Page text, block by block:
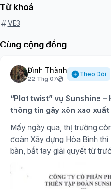
Từ khoá
VE3
Cùng cộng đồng
Đình Thành
22 Thg 07
Theo Dõi
“Plot twist” vụ Sunshine
thông tin gây xôn xao xuất
Mấy ngày qua, thị trường
đoàn Xây dựng Hòa Bình thì
bàn, bắt tay giải quyết từ